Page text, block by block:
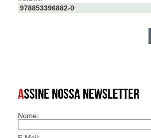
ASSINE NOSSA NEWSLETTER
Nome: